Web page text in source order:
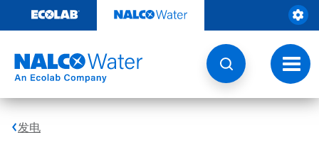
至
切
换
导
航
发电